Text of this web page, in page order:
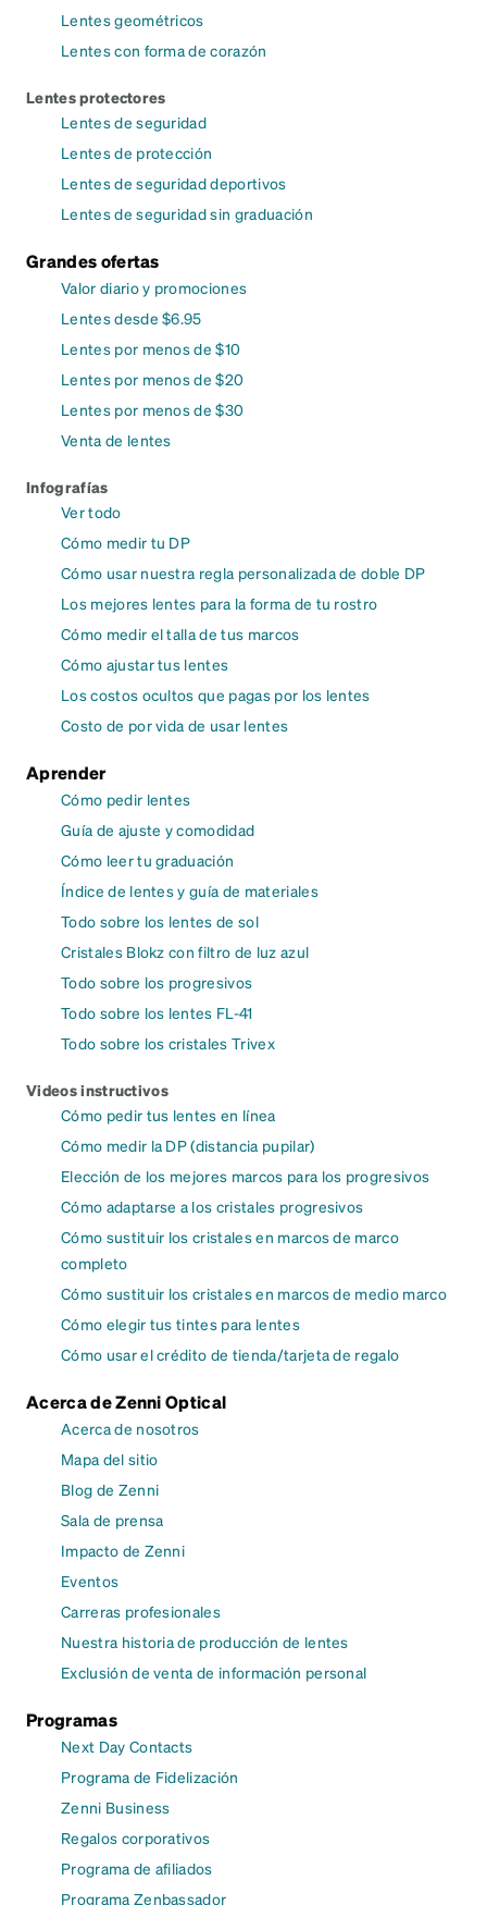
Lentes geométricos
Lentes con forma de corazón
Lentes protectores
Lentes de seguridad
Lentes de protección
Lentes de seguridad deportivos
Lentes de seguridad sin graduación
Grandes ofertas
Valor diario y promociones
Lentes desde $6.95
Lentes por menos de $10
Lentes por menos de $20
Lentes por menos de $30
Venta de lentes
Infografías
Ver todo
Cómo medir tu DP
Cómo usar nuestra regla personalizada de doble DP
Los mejores lentes para la forma de tu rostro
Cómo medir el talla de tus marcos
Cómo ajustar tus lentes
Los costos ocultos que pagas por los lentes
Costo de por vida de usar lentes
Aprender
Cómo pedir lentes
Guía de ajuste y comodidad
Cómo leer tu graduación
Índice de lentes y guía de materiales
Todo sobre los lentes de sol
Cristales Blokz con filtro de luz azul
Todo sobre los progresivos
Todo sobre los lentes FL-41
Todo sobre los cristales Trivex
Videos instructivos
Cómo pedir tus lentes en línea
Cómo medir la DP (distancia pupilar)
Elección de los mejores marcos para los progresivos
Cómo adaptarse a los cristales progresivos
Cómo sustituir los cristales en marcos de marco
completo
Cómo sustituir los cristales en marcos de medio marco
Cómo elegir tus tintes para lentes
Cómo usar el crédito de tienda/tarjeta de regalo
Acerca de Zenni Optical
Acerca de nosotros
Mapa del sitio
Blog de Zenni
Sala de prensa
Impacto de Zenni
Eventos
Carreras profesionales
Nuestra historia de producción de lentes
Exclusión de venta de información personal
Programas
Next Day Contacts
Programa de Fidelización
Zenni Business
Regalos corporativos
Programa de afiliados
Programa Zenbassador